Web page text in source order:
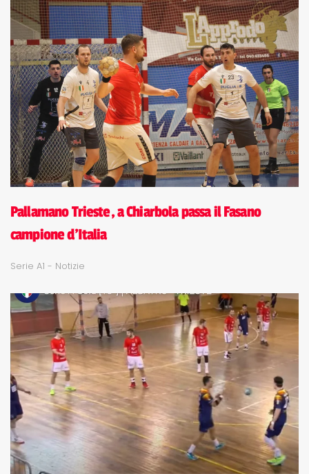
Pallamano Trieste, a Chiarbola passa il Fasano
campione d'Italia
Serie A1 - Notizie